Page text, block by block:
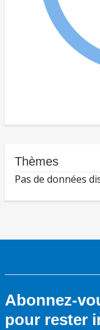
Thèmes
Pas de données
Abonnez-
pour rester